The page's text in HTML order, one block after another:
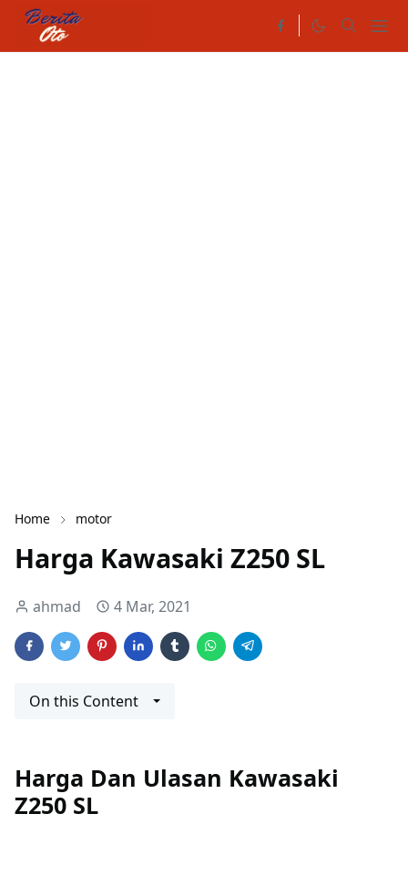
Home motor
Harga Kawasaki Z250 SL
ahmad 4 Mar, 2021
On this Content
Harga Dan Ulasan Kawasaki
Z250 SL